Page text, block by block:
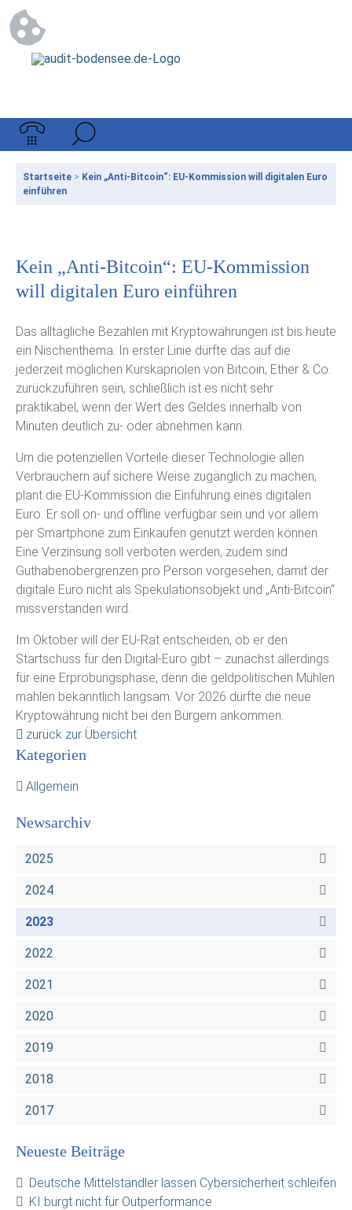
Startseite > Kein „Anti-Bitcoin“: EU-Kommission will digitalen Euro
einführen
Kein „Anti-Bitcoin“: EU-Kommission
will digitalen Euro einführen
Das alltägliche Bezahlen mit Kryptowährungen ist bis heute
ein Nischenthema. In erster Linie dürfte das auf die
jederzeit möglichen Kurskapriolen von Bitcoin, Ether & Co.
zurückzuführen sein, schließlich ist es nicht sehr
praktikabel, wenn der Wert des Geldes innerhalb von
Minuten deutlich zu- oder abnehmen kann.
Um die potenziellen Vorteile dieser Technologie allen
Verbrauchern auf sichere Weise zugänglich zu machen,
plant die EU-Kommission die Einführung eines digitalen
Euro. Er soll on- und offline verfügbar sein und vor allem
per Smartphone zum Einkaufen genutzt werden können.
Eine Verzinsung soll verboten werden, zudem sind
Guthabenobergrenzen pro Person vorgesehen, damit der
digitale Euro nicht als Spekulationsobjekt und „Anti-Bitcoin“
missverstanden wird.
Im Oktober will der EU-Rat entscheiden, ob er den
Startschuss für den Digital-Euro gibt – zunächst allerdings
für eine Erprobungsphase, denn die geldpolitischen Mühlen
mahlen bekanntlich langsam. Vor 2026 dürfte die neue
Kryptowährung nicht bei den Bürgern ankommen.
zurück zur Übersicht
Kategorien
Allgemein
Newsarchiv
2025
2024
2023
2022
2021
2020
2019
2018
2017
Neueste Beiträge
Deutsche Mittelständler lassen Cybersicherheit schleifen
KI bürgt nicht für Outperformance